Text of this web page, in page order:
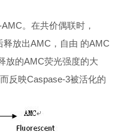
。在共价偶联时，
放出AMC，自由 的AMC
放的AMC荧光强度的大
反映Caspase-3被活化的